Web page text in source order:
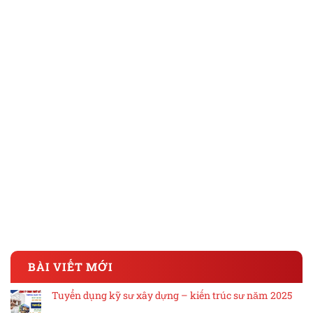
BÀI VIẾT MỚI
Tuyển dụng kỹ sư xây dựng – kiến trúc sư năm 2025